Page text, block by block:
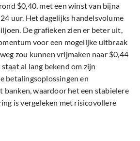
$0,40, met een winst van bijna
uur. Het dagelijks handelsvolume
De grafieken zien er beter uit,
voor een mogelijke uitbraak
zou kunnen vrijmaken naar $0,44
al lang bekend om zijn
betalingsoplossingen en
banken, waardoor het een stabielere
is vergeleken met risicovollere